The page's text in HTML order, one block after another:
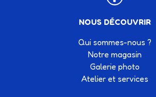
NOUS DÉCOUVRIR
Qui sommes-nous ?
Notre magasin
Galerie photo
Atelier et services